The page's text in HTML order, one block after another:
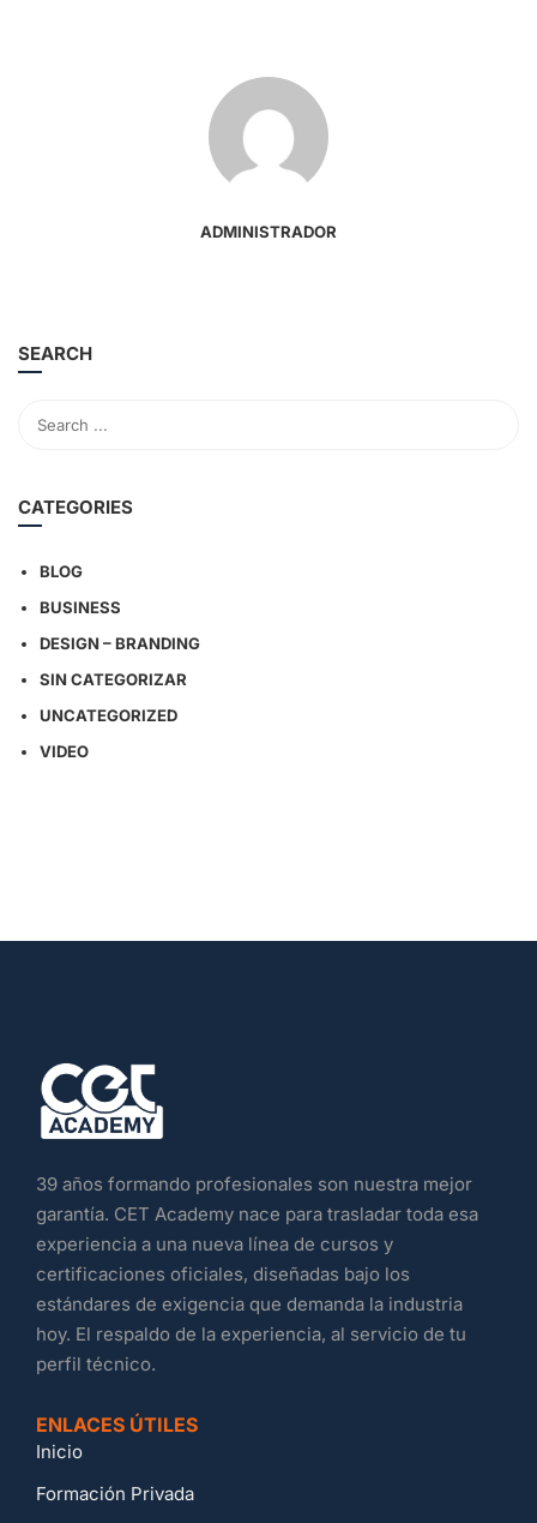
ADMINISTRADOR
SEARCH
CATEGORIES
BLOG
BUSINESS
DESIGN – BRANDING
SIN CATEGORIZAR
UNCATEGORIZED
VIDEO
39 años formando profesionales son nuestra mejor
garantía. CET Academy nace para trasladar toda esa
experiencia a una nueva línea de cursos y
certificaciones oficiales, diseñadas bajo los
estándares de exigencia que demanda la industria
hoy. El respaldo de la experiencia, al servicio de tu
perfil técnico.
ENLACES ÚTILES
Inicio
Formación Privada